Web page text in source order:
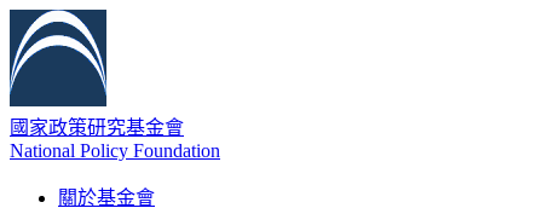
國家政策研究基金會
National Policy Foundation
關於基金會